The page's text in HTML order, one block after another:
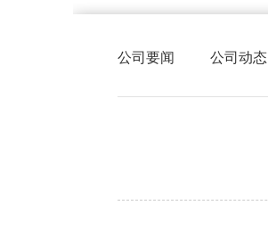
公司要闻 公司动态